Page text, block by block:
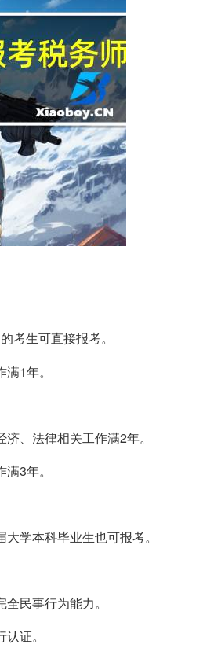
考生可直接报考。
1年。
、法律相关工作满2年。
3年。
学本科毕业生也可报考。
民事行为能力。
证。